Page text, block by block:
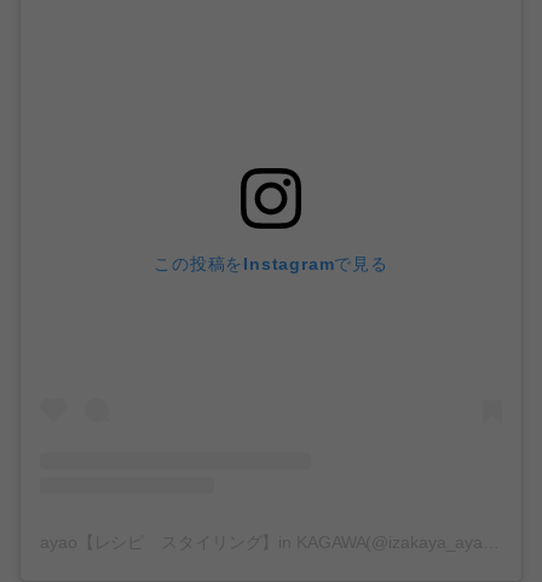
この投稿をInstagramで見る